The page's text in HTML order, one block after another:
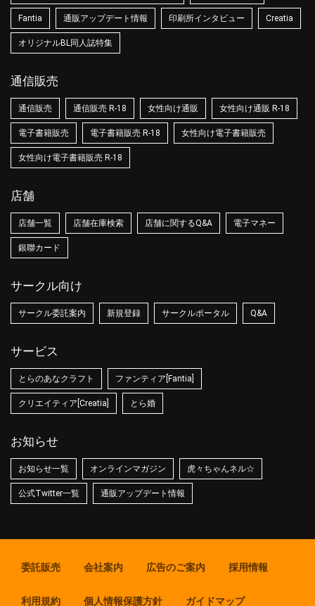
Fantia 通販アップデート情報 印刷所インタビュー Creatia
オリジナルBL同人誌特集
通信販売
通信販売 通信販売 R-18 女性向け通販 女性向け通販 R-18
電子書籍販売 電子書籍販売 R-18 女性向け電子書籍販売
女性向け電子書籍販売 R-18
店舗
店舗一覧 店舗在庫検索 店舗に関するQ&A 電子マネー
銀聯カード
サークル向け
サークル委託案内 新規登録 サークルポータル Q&A
サービス
とらのあなクラフト ファンティア[Fantia]
クリエイティア[Creatia] とら婚
お知らせ
お知らせ一覧 オンラインマガジン 虎々ちゃんネル☆
公式Twitter一覧 通販アップデート情報
委託販売 会社案内 広告のご案内 採用情報
利用規約 個人情報保護方針 ガイドマップ